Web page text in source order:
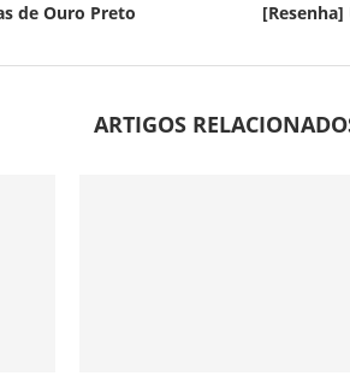
de Ouro Preto
ARTIGOS